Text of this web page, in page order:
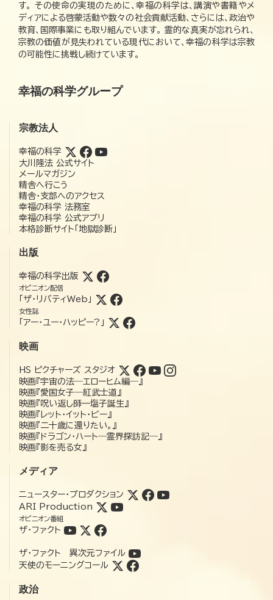
す。 その使命の実現のために、幸福の科学は、講演や書籍やメ
ディアによる啓蒙活動や数々の社会貢献活動、さらには、政治や
教育、国際事業にも取り組んでいます。 霊的な真実が忘れられ、
宗教の価値が見失われている現代において、幸福の科学は宗教
の可能性に挑戦し続けています。
幸福の科学グループ
宗教法人
幸福の科学
大川隆法 公式サイト
メールマガジン
精舎へ行こう
精舎・支部へのアクセス
幸福の科学 法務室
幸福の科学 公式アプリ
本格診断サイト「地獄診断」
出版
幸福の科学出版
オピニオン配信
「ザ・リバティWeb」
女性誌
「アー・ユー・ハッピー?」
映画
HS ピクチャーズ スタジオ
映画『宇宙の法―エローヒム編―』
映画『愛国女子―紅武士道』
映画『呪い返し師—塩子誕生』
映画『レット・イット・ビー』
映画『二十歳に還りたい。』
映画『ドラゴン・ハート―霊界探訪記―』
映画『影を売る女』
メディア
ニュースター・プロダクション
ARI Production
オピニオン番組
ザ・ファクト
ザ・ファクト 異次元ファイル
天使のモーニングコール
政治